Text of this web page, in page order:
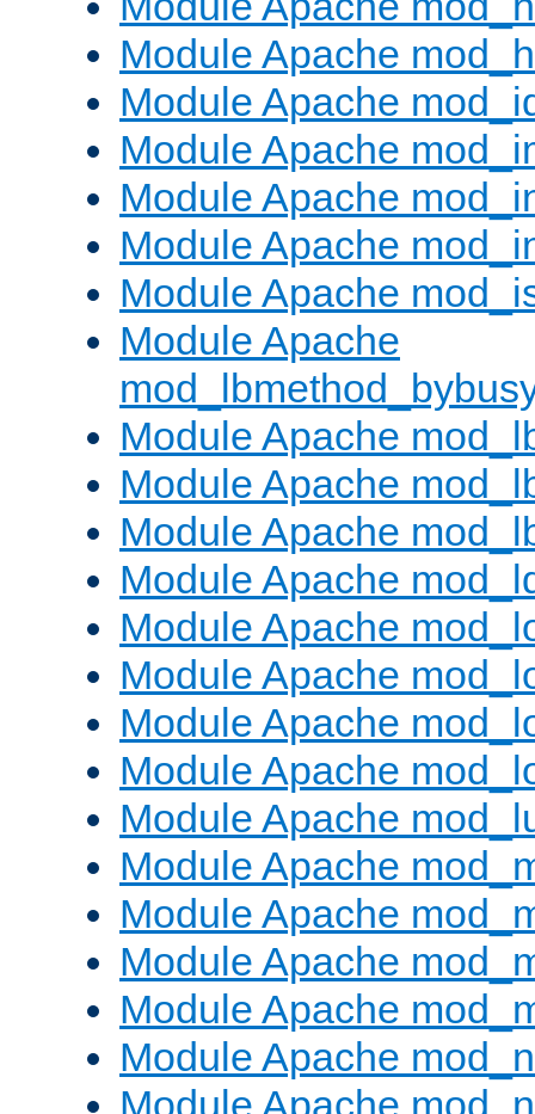
Module Apache
Module Apache
Module Apache
Module Apache
Module Apache
Module Apache
Module Apache
Module Apache
Module Apache
Module Apache
Module Apache
Module Apache
Module Apache
Module Apache
Module Apache
Module Apache
Module Apache
Module Apache
Module Apache
Module Apache
Module Apache
Module Apache